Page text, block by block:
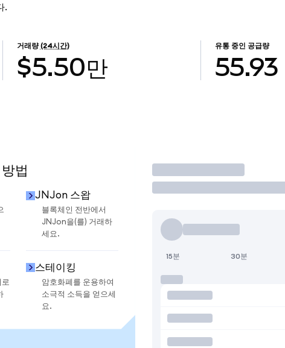
.
거래량 (24시간)
$5.50만
유통 중인 공급량
55.93
법
JNJon 스왑
블록체인 전반에서
JNJon을(를) 거래하
세요.
스테이킹
암호화폐를 운용하여
소극적 소득을 얻으세
요.
거래
15분 30분